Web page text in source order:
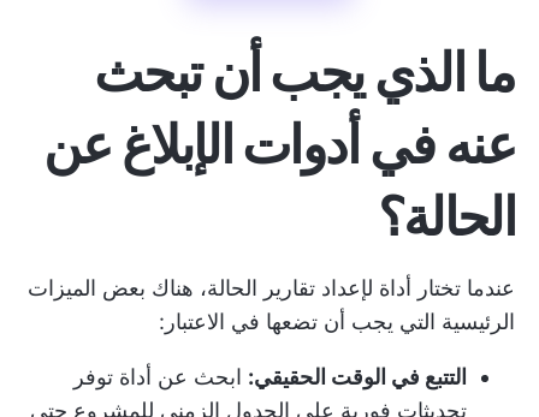
ما الذي يجب أن تبحث
عنه في أدوات الإبلاغ عن
الحالة؟
عندما تختار أداة لإعداد تقارير الحالة، هناك بعض الميزات
الرئيسية التي يجب أن تضعها في الاعتبار:
التتبع في الوقت الحقيقي: ابحث عن أداة توفر
تحديثات فورية على الجدول الزمني للمشروع حتى